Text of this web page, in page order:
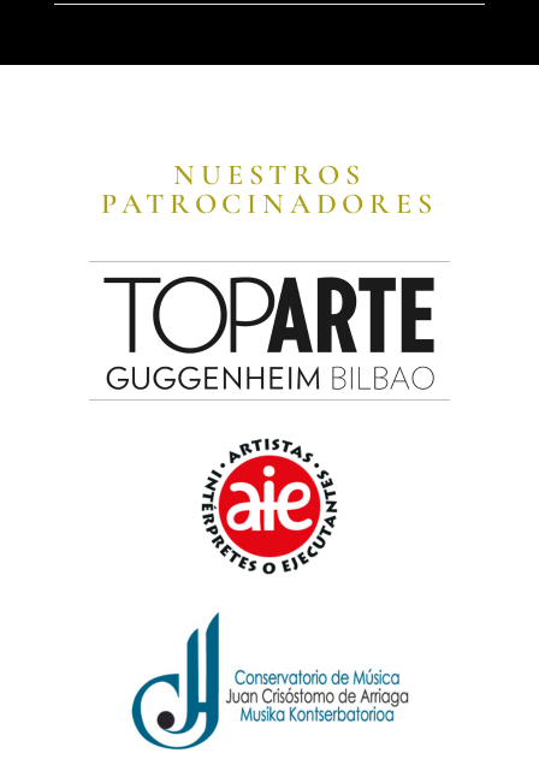
NUESTROS
PATROCINADORES